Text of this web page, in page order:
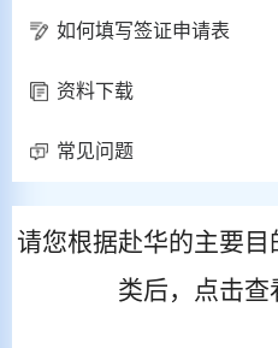
如何填写签证申请表
资料下载
常见问题
请您根据赴华的主要
类后，点击查